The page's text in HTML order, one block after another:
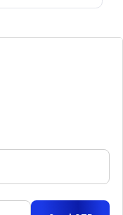
analisa
yang
Anda